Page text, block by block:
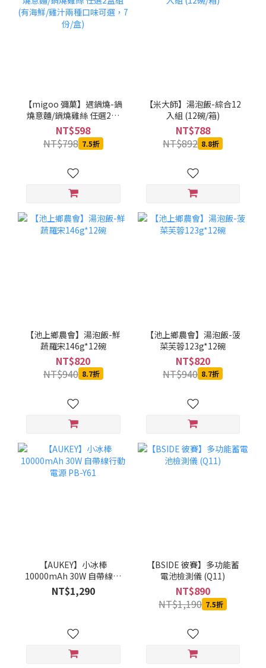
【migoo 彌菓】遇鍋燒-鍋
燒意麵/鍋燒雞絲 任選2盒
組(有海鮮/雞汁兩種口味可
選，7份/盒)
NT$598
NT$798 7.5折
【米大師】湯泡飯-綜合12
入組 (12碗/箱)
NT$788
NT$892 8.8折
【池上鄉農會】湯泡飯-鮮
蔬羅宋146g*12碗
NT$820
NT$940 8.7折
【池上鄉農會】湯泡飯-菠
菜芙蓉123g*12碗
NT$820
NT$940 8.7折
【AUKEY】小冰棒
10000mAh 30W 自帶線行
動電源 PB-Y61
NT$1,290
【BSIDE 彼賽】多功能蓄
電池檢測儀 (Q11)
NT$890
NT$1,190 7.5折